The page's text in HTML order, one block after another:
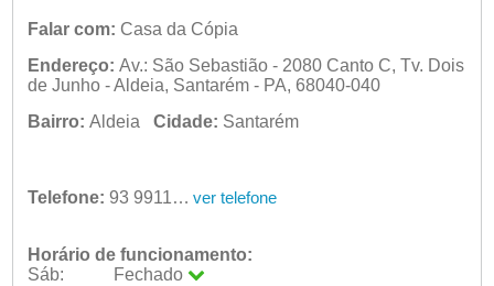
Falar com: Casa da Cópia
Endereço: Av.: São Sebastião - 2080 Canto C, Tv. Dois
de Junho - Aldeia, Santarém - PA, 68040-040
Bairro: Aldeia Cidade: Santarém
Telefone: 93 99114-6896 ver telefone
Horário de funcionamento:
Sáb:
Fechado